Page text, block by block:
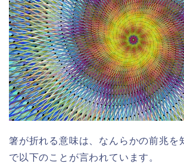
箸が折れる意味は、なんらかの前兆を
で以下のことが言われています。